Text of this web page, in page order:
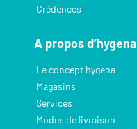
Crédences
A propos d’hygena
Le concept hygena
Magasins
Services
Modes de livraison